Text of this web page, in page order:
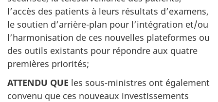
l’accès des patients à leurs résultats d’examens,
le soutien d’arrière-plan pour l’intégration et/ou
l’harmonisation de ces nouvelles plateformes ou
des outils existants pour répondre aux quatre
premières priorités;
ATTENDU QUE les sous-ministres ont également
convenu que ces nouveaux investissements